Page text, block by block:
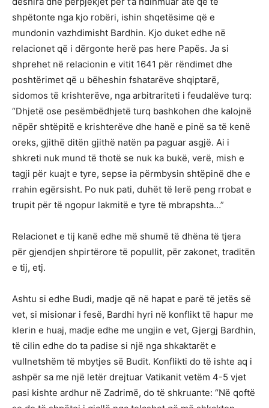
shpëtonte nga kjo robëri, ishin shqetësime që e
mundonin vazhdimisht Bardhin. Kjo duket edhe në
relacionet që i dërgonte herë pas here Papës. Ja si
shprehet në relacionin e vitit 1641 për rëndimet dhe
poshtërimet që u bëheshin fshatarëve shqiptarë,
sidomos të krishterëve, nga arbitrariteti i feudalëve turq:
“Dhjetë ose pesëmbëdhjetë turq bashkohen dhe kalojnë
nëpër shtëpitë e krishterëve dhe hanë e pinë sa të kenë
oreks, gjithë ditën gjithë natën pa paguar asgjë. Ai i
shkreti nuk mund të thotë se nuk ka bukë, verë, mish e
tagji për kuajt e tyre, sepse ia përmbysin shtëpinë dhe e
rrahin egërsisht. Po nuk pati, duhët të lerë peng rrobat e
trupit për të ngopur lakmitë e tyre të mbrapshta…”
Relacionet e tij kanë edhe më shumë të dhëna të tjera
për gjendjen shpirtërore të popullit, për zakonet, traditën
e tij, etj.
Ashtu si edhe Budi, madje që në hapat e parë të jetës së
vet, si misionar i fesë, Bardhi hyri në konflikt të hapur me
klerin e huaj, madje edhe me ungjin e vet, Gjergj Bardhin,
të cilin edhe do ta padise si një nga shkaktarët e
vullnetshëm të mbytjes së Budit. Konflikti do të ishte aq i
ashpër sa me një letër drejtuar Vatikanit vetëm 4-5 vjet
pasi kishte ardhur në Zadrimë, do të shkruante: “Në qoftë